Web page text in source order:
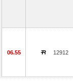
06.55 12912